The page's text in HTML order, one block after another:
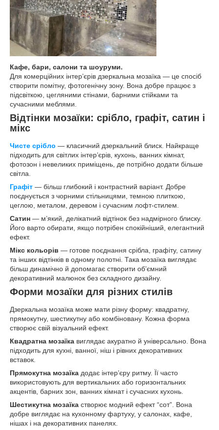
Кафе, бари, салони та шоуруми.
Для комерційних інтер’єрів дзеркальна мозаїка — це спосіб
створити помітну, фотогенічну зону. Вона добре працює з
підсвіткою, цегляними стінами, барними стійками та
сучасними меблями.
Відтінки мозаїки: срібло, графіт, сатин і
мікс
Чисте срібло — класичний дзеркальний блиск. Найкраще
підходить для світлих інтер’єрів, кухонь, ванних кімнат,
фотозон і невеликих приміщень, де потрібно додати більше
світла.
Графіт — більш глибокий і контрастний варіант. Добре
поєднується з чорними стільницями, темною плиткою,
цеглою, металом, деревом і сучасним лофт-стилем.
Сатин — м’який, делікатний відтінок без надмірного блиску.
Його варто обирати, якщо потрібен спокійніший, елегантний
ефект.
Мікс кольорів — готове поєднання срібла, графіту, сатину
та інших відтінків в одному полотні. Така мозаїка виглядає
більш динамічно й допомагає створити об’ємний
декоративний малюнок без складного дизайну.
Форми мозаїки для різних стилів
Дзеркальна мозаїка може мати різну форму: квадратну,
прямокутну, шестикутну або комбіновану. Кожна форма
створює свій візуальний ефект.
Квадратна мозаїка виглядає акуратно й універсально. Вона
підходить для кухні, ванної, ніш і рівних декоративних
вставок.
Прямокутна мозаїка додає інтер’єру ритму. Її часто
використовують для вертикальних або горизонтальних
акцентів, барних зон, ванних кімнат і сучасних кухонь.
Шестикутна мозаїка створює модний ефект “сот”. Вона
добре виглядає на кухонному фартуху, у салонах, кафе,
нішах і на декоративних панелях.